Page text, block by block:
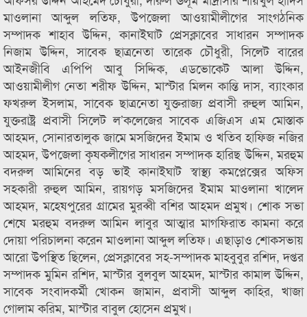
মাওলানা আব্দুল লতিফ, উপজেলা আওয়ামীলীগের সাংগঠনিক
সম্পাদক শাহাব উদ্দিন, কানাইঘাট প্রেসক্লাবের সাধারন সম্পাদক
নিজাম উদ্দিন, সাবেক ছাত্রনেতা তারেক চৌধুরী, সিলেট বারের
আইনজীবি এপিপি আবু সিদ্দিক, এডভোকেট আলা উদ্দিন,
আওয়ামীলীগ নেতা শরীফ উদ্দিন, মাস্টার মিলন কান্তি দাস, ব্যাংকার
ফখরুল ইসলাম, সাবেক ছাত্রনেতা যুক্তরাজ্য প্রবাসী রুহুল আমিন,
যুক্তরাষ্ট্র প্রবাসী সিলেট ল’কলেজের সাবেক এজিএস এম মোস্তাক
আহমদ, সোনারতালুক জামে মসজিদের ইমাম ও খতিব হাফিজ নজির
আহমদ, উপজেলা কৃষকলীগের সাধারন সম্পাদক হারিছ উদ্দিন, মরহুম
বদরুল আমিনের বড় ভাই কানাইঘাট স্বাস্থ্য কমপ্লেক্সের অফিস
সহকারী রুহুল আমিন, রায়গড় মসজিদের ইমাম মাওলানা খালেদ
আহমদ, মহেষপুরের গ্রামের মুরব্বী বশির আহমদ প্রমুখ। শোক সভা
শেষে মরহুম বদরুল আমিন লাবুর আত্মার মাগফিরাত কামনা করে
দোয়া পরিচালনা করেন মাওলানা আব্দুল লতিফ। এছাড়াও শোকসভায়
আরো উপস্থিত ছিলেন, প্রেসক্লাবের সহ-সম্পাদক মাহবুবুর রশিদ, দপ্তর
সম্পাদক মুমিন রশিদ, মাস্টার বুলবুল আহমদ, মাস্টার কামাল উদ্দিন,
সাবেক সংবাদকর্মী খোকন জামান, প্রবাসী আব্দুল কাহির, খাজা
গোলাম করিম, মাস্টার বাবুল হোসেন প্রমুখ।